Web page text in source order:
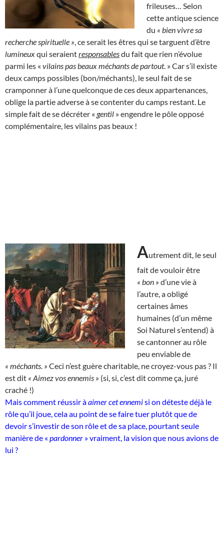
frileuses… Selon
cette antique science
du « bien vivre sa
recherche spirituelle » , ce serait les êtres qui se targuent d’être
lumineuxqui seraientresponsablesdu fait que rien n’évolue
parmi les « vilains pas beaux méchants de partout. » Car s’il existe
deux camps possibles (bon/méchants), le seul fait de se
cramponner à l’une quelconque de ces deux appartenances,
oblige la partie adverse à se contenter du camps restant. Le
simple fait de se décréter « gentil » engendre le pôle opposé
complémentaire, les vilains pas beaux !
Autrement dit, le seul
fait de vouloir être
« bon » d’une vie à
l’autre, a obligé
certaines âmes
humaines (d’un même
Soi Naturel s’entend) à
se cantonner au rôle
peu enviable de
« méchants. » Ceci n’est guère charitable, ne croyez-vous pas ? Il
est dit « Aimez vos ennemis » (si, si, c’est dit comme ça, juré
craché !)
Mais comment réussir àaimer cet ennemisi on déteste déjà le
rôle qu’il joue, cela au point de se faire tuer plutôt que de
devoir s’investir de son rôle et de sa place, pourtant seule
manière de « pardonner » vraiment, la vision que nous avions de
lui ?